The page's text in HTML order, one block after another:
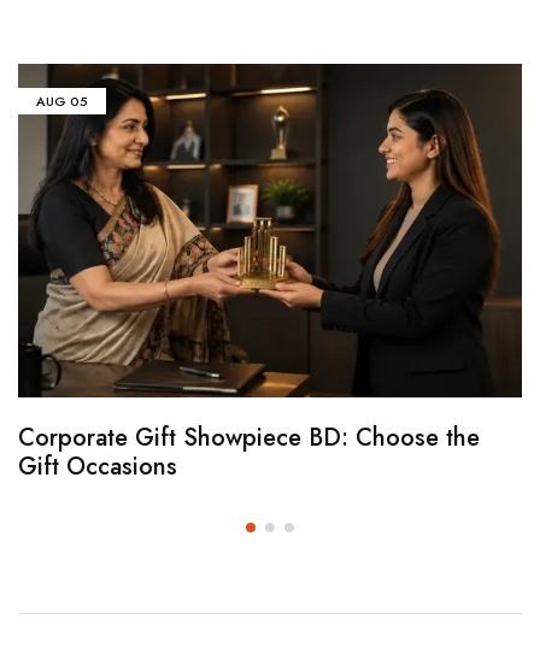
AUG 05
Corporate Gift Showpiece BD: Choose the
Gift Occasions